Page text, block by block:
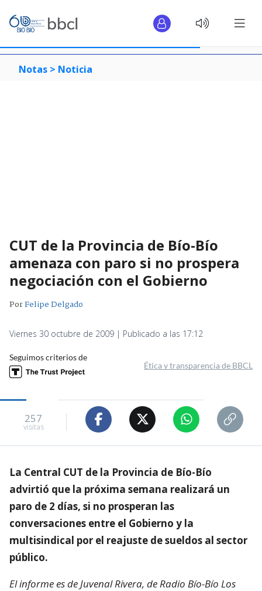
Notas > Noticia
CUT de la Provincia de Bío-Bío
amenaza con paro si no prospera
negociación con el Gobierno
PorFelipe Delgado
Viernes 30 octubre de 2009 | Publicado a las 17:12
Seguimos criterios de
Ética y transparencia de BBCL
257
visitas
La Central CUT de la Provincia de Bío-Bío
advirtió que la próxima semana realizará un
paro de 2 días, si no prosperan las
conversaciones entre el Gobierno y la
multisindical por el reajuste de sueldos al sector
público.
El informe es de Juvenal Rivera, de Radio Bío-Bío Los